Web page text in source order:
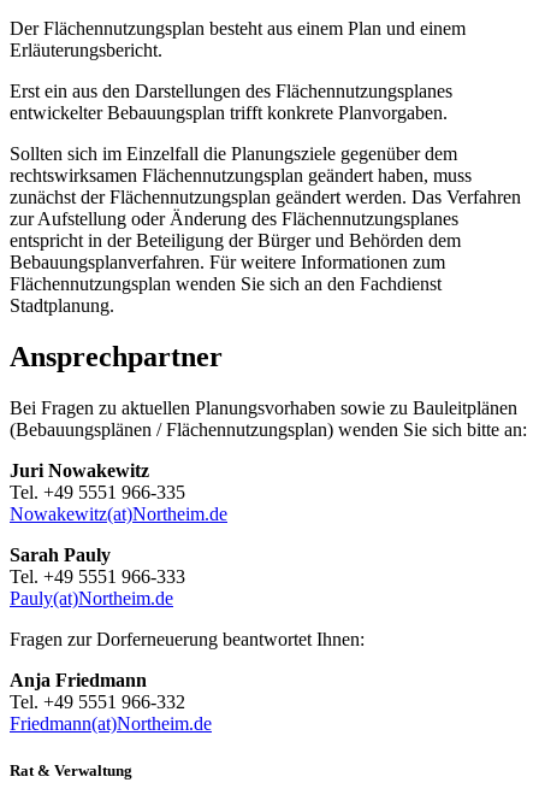
Der Flächennutzungsplan besteht aus einem Plan und einem
Erläuterungsbericht.
Erst ein aus den Darstellungen des Flächennutzungsplanes
entwickelter Bebauungsplan trifft konkrete Planvorgaben.
Sollten sich im Einzelfall die Planungsziele gegenüber dem
rechtswirksamen Flächennutzungsplan geändert haben, muss
zunächst der Flächennutzungsplan geändert werden. Das Verfahren
zur Aufstellung oder Änderung des Flächennutzungsplanes
entspricht in der Beteiligung der Bürger und Behörden dem
Bebauungsplanverfahren. Für weitere Informationen zum
Flächennutzungsplan wenden Sie sich an den Fachdienst
Stadtplanung.
Ansprechpartner
Bei Fragen zu aktuellen Planungsvorhaben sowie zu Bauleitplänen
(Bebauungsplänen / Flächennutzungsplan) wenden Sie sich bitte an:
Juri Nowakewitz
Tel. +49 5551 966-335
Nowakewitz(at)Northeim.de
Sarah Pauly
Tel. +49 5551 966-333
Pauly(at)Northeim.de
Fragen zur Dorferneuerung beantwortet Ihnen:
Anja Friedmann
Tel. +49 5551 966-332
Friedmann(at)Northeim.de
Rat & Verwaltung